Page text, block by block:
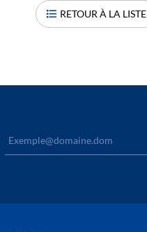
RETOUR À LA LISTE